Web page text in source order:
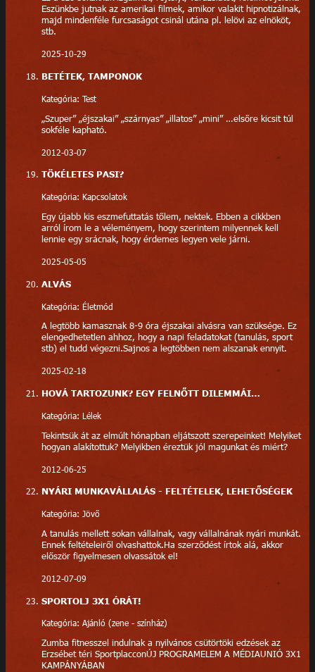
Eszünkbe jutnak az amerikai filmek, amikor valakit hipnotizálnak,
majd mindenféle furcsaságot csinál utána pl. lelövi az elnököt,
stb.
2025-10-29
BETÉTEK, TAMPONOK
Kategória: Test
„Szuper” „éjszakai” „szárnyas” „illatos” „mini” …elsőre kicsit túl
sokféle kapható.
2012-03-07
TÖKÉLETES PASI?
Kategória: Kapcsolatok
Egy újabb kis eszmefuttatás tőlem, nektek. Ebben a cikkben
arról írom le a véleményem, hogy szerintem milyennek kell
lennie egy srácnak, hogy érdemes legyen vele járni.
2025-05-05
ALVÁS
Kategória: Életmód
A legtöbb kamasznak 8-9 óra éjszakai alvásra van szüksége. Ez
elengedhetetlen ahhoz, hogy a napi feladatokat (tanulás, sport
stb) el tudd végezni.Sajnos a legtöbben nem alszanak ennyit.
2025-02-18
HOVÁ TARTOZUNK? EGY FELNŐTT DILEMMÁI…
Kategória: Lélek
Tekintsük át az elmúlt hónapban eljátszott szerepeinket! Melyiket
hogyan alakítottuk? Melyikben éreztük jól magunkat és miért?
2012-06-25
NYÁRI MUNKAVÁLLALÁS - FELTÉTELEK, LEHETŐSÉGEK
Kategória: Jövő
A tanulás mellett sokan vállalnak, vagy vállalnának nyári munkát.
Ennek feltételeiről olvashattok.Ha szerződést írtok alá, akkor
először figyelmesen olvassátok el!
2012-07-09
SPORTOLJ 3X1 ÓRÁT!
Kategória: Ajánló (zene - színház)
Zumba fitnesszel indulnak a nyilvános csütörtöki edzések az
Erzsébet téri SportplacconÚJ PROGRAMELEM A MÉDIAUNIÓ 3X1
KAMPÁNYÁBAN